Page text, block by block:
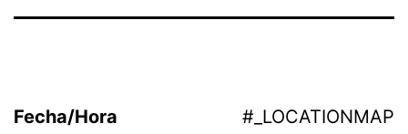
#_LOCATIONMAP
Fecha/Hora